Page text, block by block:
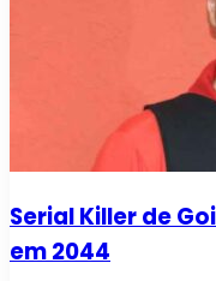
Serial Killer de
em 2044